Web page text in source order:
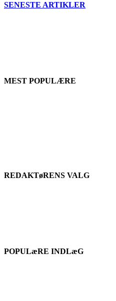
SENESTE ARTIKLER
MEST POPULÆRE
REDAKTøRENS VALG
POPULæRE INDLæG